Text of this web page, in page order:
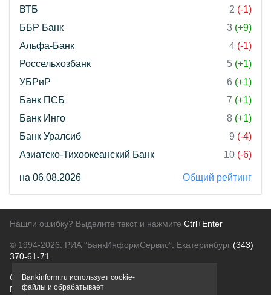
ВТБ
2 (-1)
ББР Банк
3 (+9)
Альфа-Банк
4 (-1)
Россельхозбанк
5 (+1)
УБРиР
6 (+1)
Банк ПСБ
7 (+1)
Банк Инго
8 (+1)
Банк Уралсиб
9 (-4)
Азиатско-Тихоокеанский Банк
10 (-6)
на 06.08.2026 Общий рейтинг
Нашли ошибку? Выделите текст и нажмите Ctrl+Enter
© 1994-2026. РИА "БанкИнформСервис". Екатеринбург (343)
370-61-71
О проектеПолитика конфиденциальности
Правовая информацияДля рекламодателей
Bankinform.ru использует cookie-
файлы и обрабатывает